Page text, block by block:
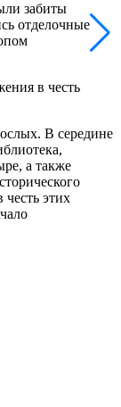
забиты
отделочные
в честь
В середине
а также
этих